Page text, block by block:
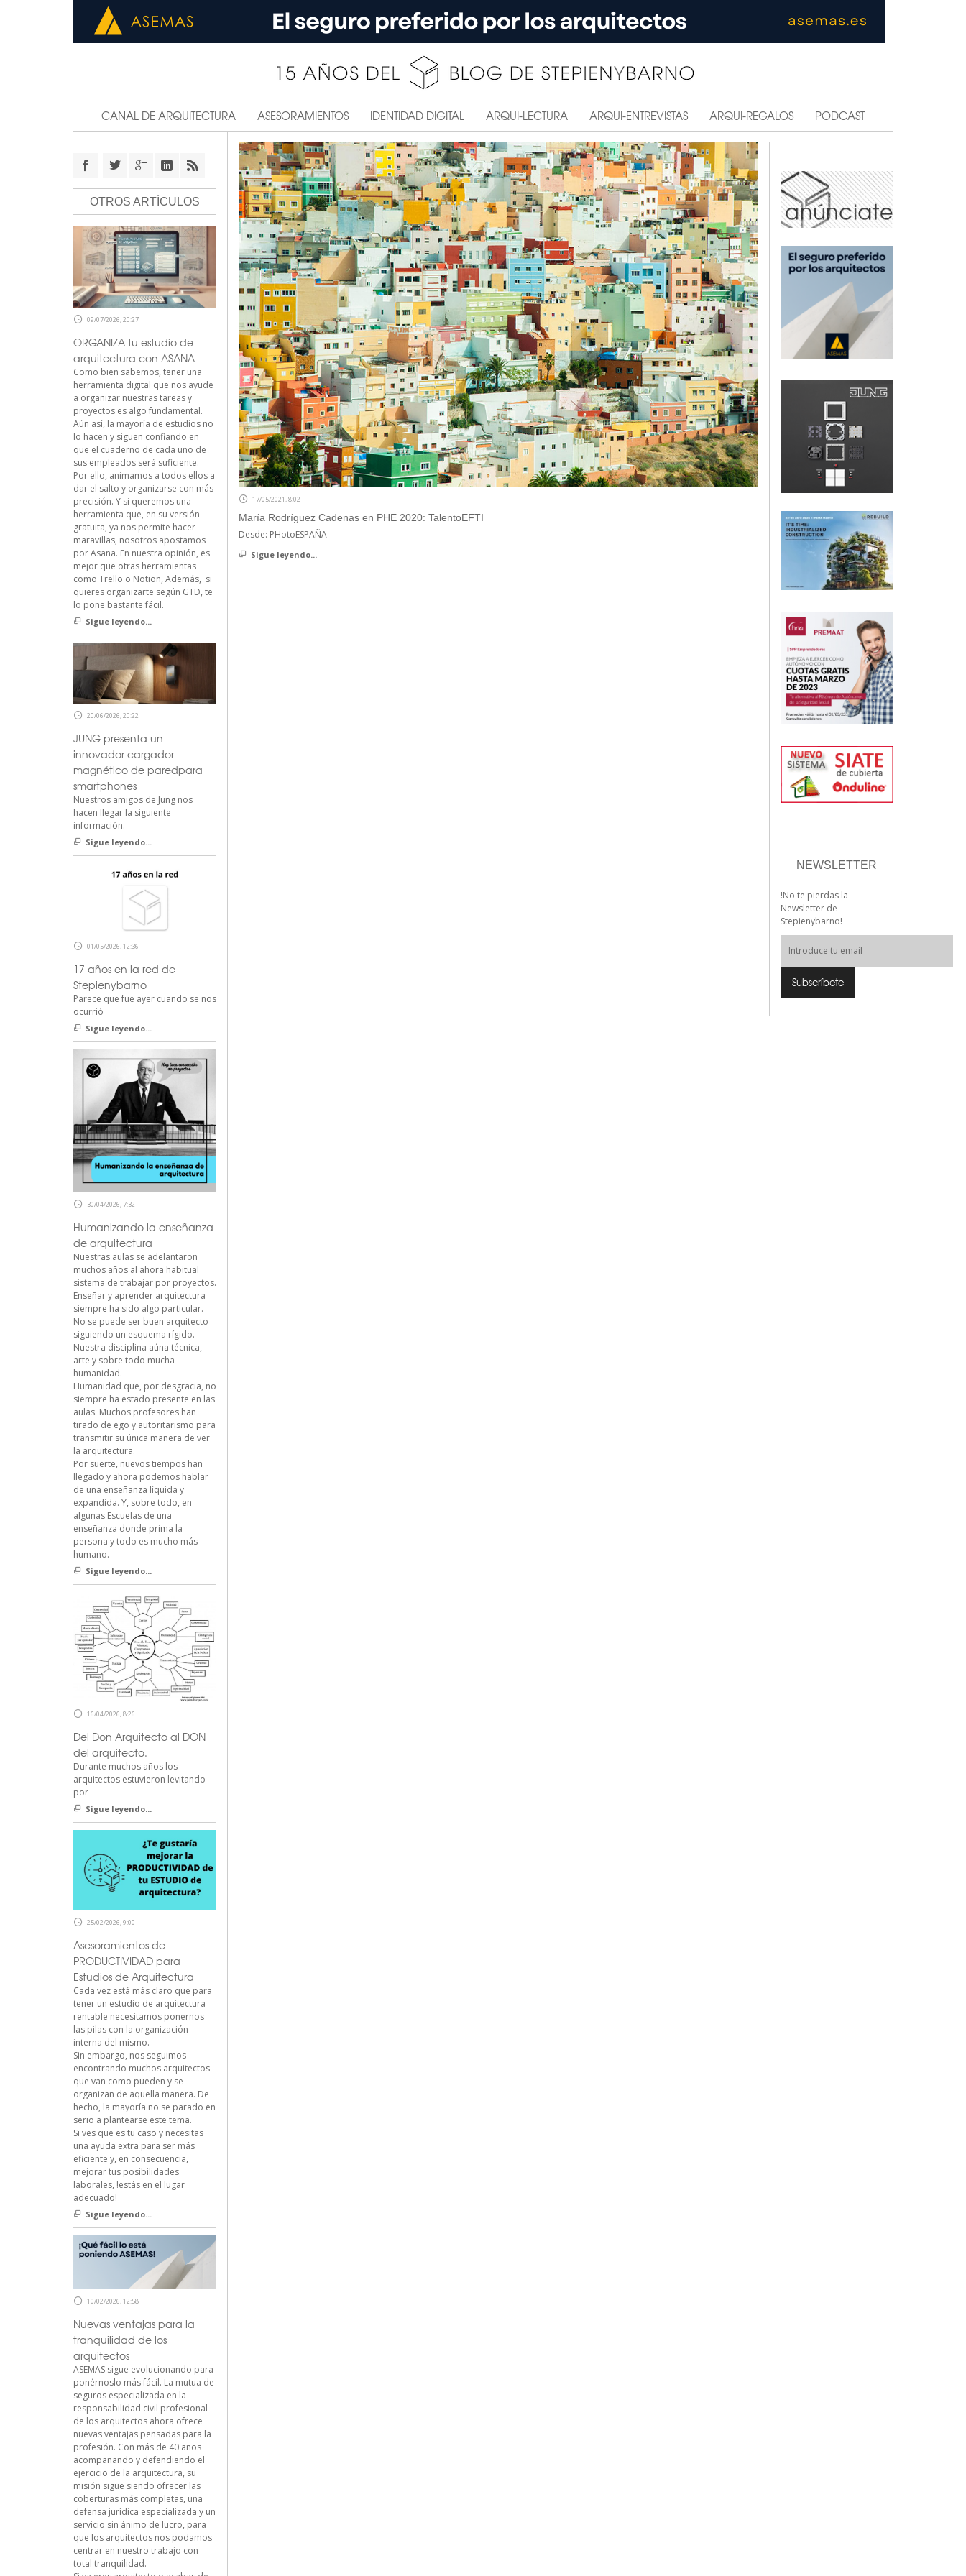
CANAL DE ARQUITECTURA ASESORAMIENTOS IDENTIDAD DIGITAL ARQUI-LECTURA ARQUI-ENTREVISTAS ARQUI-REGALOS PODCAST
17/05/2021, 8:02
María Rodríguez Cadenas en PHE 2020: TalentoEFTI
Desde: PHotoESPAÑA
Sigue leyendo...
NEWSLETTER
!No te pierdas la
Newsletter de
Stepienybarno!
OTROS ARTÍCULOS
09/07/2026, 20:27
ORGANIZA tu estudio de
arquitectura con ASANA
Como bien sabemos, tener una
herramienta digital que nos ayude
a organizar nuestras tareas y
proyectos es algo fundamental.
Aún así, la mayoría de estudios no
lo hacen y siguen confiando en
que el cuaderno de cada uno de
sus empleados será suficiente.
Por ello, animamos a todos ellos a
dar el salto y organizarse con más
precisión. Y si queremos una
herramienta que, en su versión
gratuita, ya nos permite hacer
maravillas, nosotros apostamos
por Asana. En nuestra opinión, es
mejor que otras herramientas
como Trello o Notion, Además, si
quieres organizarte según GTD, te
lo pone bastante fácil.
Sigue leyendo...
20/06/2026, 20:22
JUNG presenta un
innovador cargador
magnético de paredpara
smartphones
Nuestros amigos de Jung nos
hacen llegar la siguiente
información.
Sigue leyendo...
01/05/2026, 12:36
17 años en la red de
Stepienybarno
Parece que fue ayer cuando se nos
ocurrió
Sigue leyendo...
30/04/2026, 7:32
Humanizando la enseñanza
de arquitectura
Nuestras aulas se adelantaron
muchos años al ahora habitual
sistema de trabajar por proyectos.
Enseñar y aprender arquitectura
siempre ha sido algo particular.
No se puede ser buen arquitecto
siguiendo un esquema rígido.
Nuestra disciplina aúna técnica,
arte y sobre todo mucha
humanidad.
Humanidad que, por desgracia, no
siempre ha estado presente en las
aulas. Muchos profesores han
tirado de ego y autoritarismo para
transmitir su única manera de ver
la arquitectura.
Por suerte, nuevos tiempos han
llegado y ahora podemos hablar
de una enseñanza líquida y
expandida. Y, sobre todo, en
algunas Escuelas de una
enseñanza donde prima la
persona y todo es mucho más
humano.
Sigue leyendo...
16/04/2026, 8:26
Del Don Arquitecto al DON
del arquitecto.
Durante muchos años los
arquitectos estuvieron levitando
por
Sigue leyendo...
25/02/2026, 9:00
Asesoramientos de
PRODUCTIVIDAD para
Estudios de Arquitectura
Cada vez está más claro que para
tener un estudio de arquitectura
rentable necesitamos ponernos
las pilas con la organización
interna del mismo.
Sin embargo, nos seguimos
encontrando muchos arquitectos
que van como pueden y se
organizan de aquella manera. De
hecho, la mayoría no se parado en
serio a plantearse este tema.
Si ves que es tu caso y necesitas
una ayuda extra para ser más
eficiente y, en consecuencia,
mejorar tus posibilidades
laborales, !estás en el lugar
adecuado!
Sigue leyendo...
10/02/2026, 12:58
Nuevas ventajas para la
tranquilidad de los
arquitectos
ASEMAS sigue evolucionando para
ponérnoslo más fácil. La mutua de
seguros especializada en la
responsabilidad civil profesional
de los arquitectos ahora ofrece
nuevas ventajas pensadas para la
profesión. Con más de 40 años
acompañando y defendiendo el
ejercicio de la arquitectura, su
misión sigue siendo ofrecer las
coberturas más completas, una
defensa jurídica especializada y un
servicio sin ánimo de lucro, para
que los arquitectos nos podamos
centrar en nuestro trabajo con
total tranquilidad.